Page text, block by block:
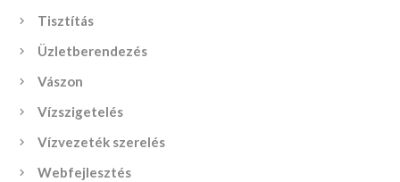
Tisztítás
Üzletberendezés
Vászon
Vízszigetelés
Vízvezeték szerelés
Webfejlesztés